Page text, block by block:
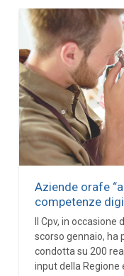
Aziende orafe
competenze
Il Cpv, in
scorso gennaio, ha
condotta su 200
input della Regione e